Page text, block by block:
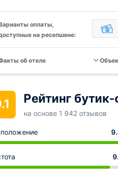
оплаты,
на ресепшене:
об отеле
Рейтинг бутик-
на основе 1 942 отзывов